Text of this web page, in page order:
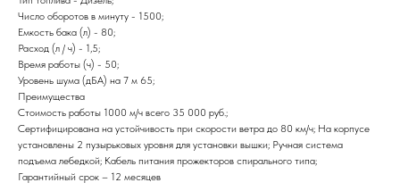
Число оборотов в минуту - 1500;
Емкость бака (л) - 80;
Расход (л / ч) - 1,5;
Время работы (ч) - 50;
Уровень шума (дБА) на 7 м 65;
Преимущества
Стоимость работы 1000 м/ч всего 35 000 руб.;
Сертифицирована на устойчивость при скорости ветра до 80 км/ч; На корпусе
установлены 2 пузырьковых уровня для установки вышки; Ручная система
подъема лебедкой; Кабель питания прожекторов спирального типа;
Гарантийный срок – 12 месяцев